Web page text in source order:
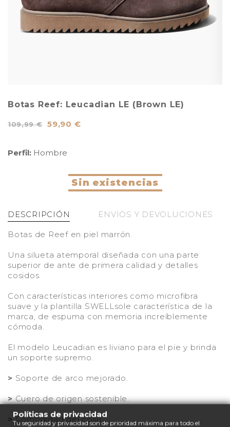
Botas Reef: Leucadian LE (Brown LE)
109,99 € 59,90 €
Perfil: Hombre
Sin existencias
DESCRIPCIÓN ENVIOS Y DEVOLUCIONES
Botas de Reef en piel marrón.
Una silueta atemporal diseñada con una parte
superior de ante de primera calidad y detalles
cosidos.
Con características interiores como microfibra
suave y la plantilla SWELLsole característica de la
marca, de espuma con memoria increíblemente
cómoda.
El modelo Leucadian es liviano para el pie y brinda
un soporte supremo.
> Soporte de arco mejorado.
>Cuero de origen sostenible.
>Comodidad del cojín.
Políticas de privacidad
Tu seguridad y privacidad son de prioridad máxima para todo el